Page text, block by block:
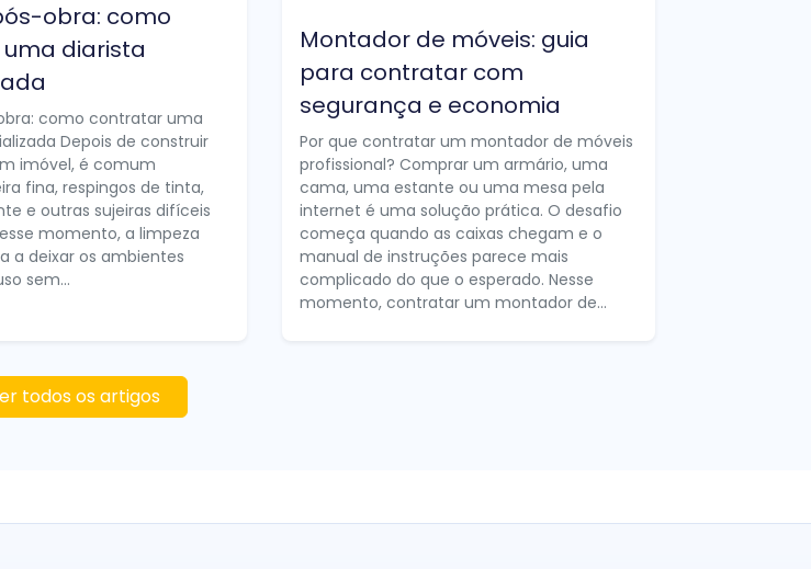
obra: como
diarista
como contratar uma
Depois de construir
imóvel, é comum
fina, respingos de tinta,
e outras sujeiras difíceis
momento, a limpeza
a deixar os ambientes
sem...
Montador de móveis: guia
para contratar com
segurança e economia
Por que contratar um montador de móveis
profissional? Comprar um armário, uma
cama, uma estante ou uma mesa pela
internet é uma solução prática. O desafio
começa quando as caixas chegam e o
manual de instruções parece mais
complicado do que o esperado. Nesse
momento, contratar um montador de...
todos os artigos